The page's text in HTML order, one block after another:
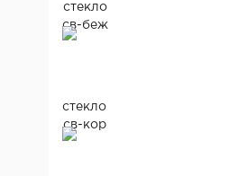
стекло
св-беж
стекло
св-кор